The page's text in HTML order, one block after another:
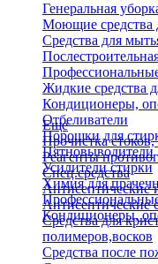
Генеральная
Моющие средства
Средства для
Жидкие средства
Кондиционеры,
Отбеливатели
Порошки для
Пятновыводители
Усилители стирки
Химия для
Кондиционеры,
Еще
Прочистка стоков,
Реагенты
Спец.средства
Антисептические
Антисептические
Средства для
полимеров,восков
Средства после